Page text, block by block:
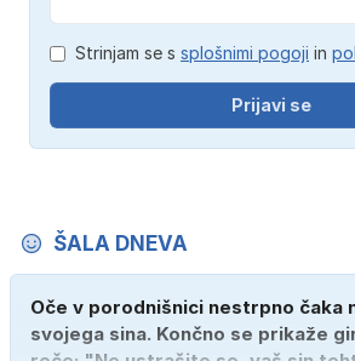
Strinjam se s splošnimi pogoji in
Prijavi se
ŠALA DNEVA
Oče v porodnišnici nestrpno čaka
svojega sina. Končno se prikaže